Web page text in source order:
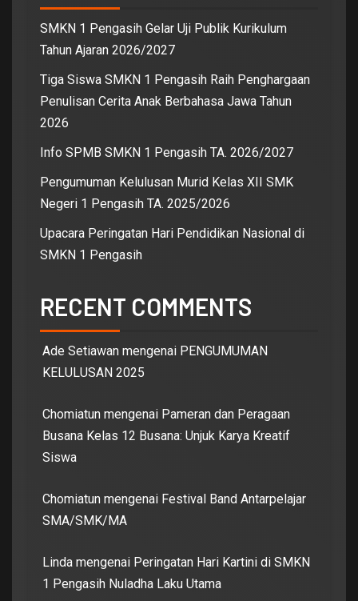
SMKN 1 Pengasih Gelar Uji Publik Kurikulum
Tahun Ajaran 2026/2027
Tiga Siswa SMKN 1 Pengasih Raih Penghargaan
Penulisan Cerita Anak Berbahasa Jawa Tahun
2026
Info SPMB SMKN 1 Pengasih TA. 2026/2027
Pengumuman Kelulusan Murid Kelas XII SMK
Negeri 1 Pengasih TA. 2025/2026
Upacara Peringatan Hari Pendidikan Nasional di
SMKN 1 Pengasih
RECENT COMMENTS
Ade Setiawan mengenai PENGUMUMAN
KELULUSAN 2025
Chomiatun mengenai Pameran dan Peragaan
Busana Kelas 12 Busana: Unjuk Karya Kreatif
Siswa
Chomiatun mengenai Festival Band Antarpelajar
SMA/SMK/MA
Linda mengenai Peringatan Hari Kartini di SMKN
1 Pengasih Nuladha Laku Utama